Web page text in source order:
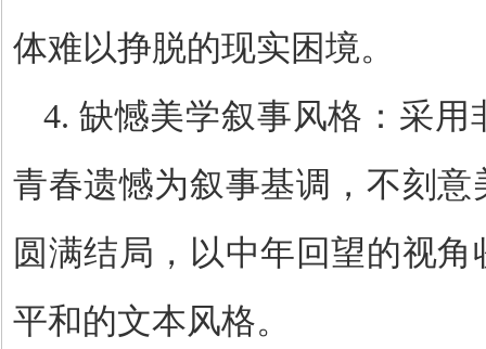
体难以挣脱的现实困境。
4. 缺憾美学叙事风格：采用
青春遗憾为叙事基调，不刻
圆满结局，以中年回望的视
平和的文本风格。